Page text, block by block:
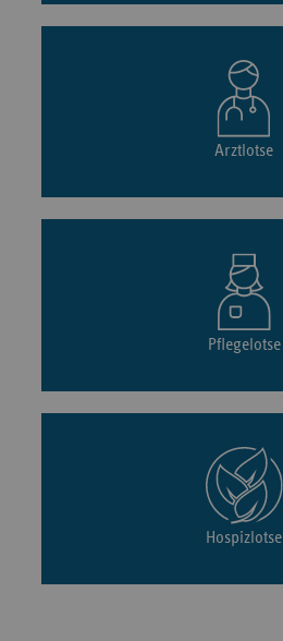
Arztlotse
Pflegelotse
Hospizlotse